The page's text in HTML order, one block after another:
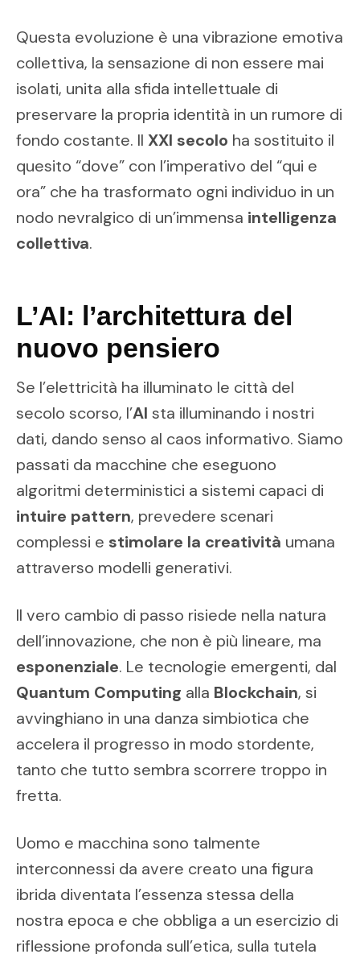
Questa evoluzione è una vibrazione emotiva
collettiva, la sensazione di non essere mai
isolati, unita alla sfida intellettuale di
preservare la propria identità in un rumore di
fondo costante. Il XXI secolo ha sostituito il
quesito “dove” con l’imperativo del “qui e
ora” che ha trasformato ogni individuo in un
nodo nevralgico di un’immensa intelligenza
collettiva.
L’AI: l’architettura del
nuovo pensiero
Se l’elettricità ha illuminato le città del
secolo scorso, l’AI sta illuminando i nostri
dati, dando senso al caos informativo. Siamo
passati da macchine che eseguono
algoritmi deterministici a sistemi capaci di
intuire pattern, prevedere scenari
complessi e stimolare la creatività umana
attraverso modelli generativi.
Il vero cambio di passo risiede nella natura
dell’innovazione, che non è più lineare, ma
esponenziale. Le tecnologie emergenti, dal
Quantum Computing alla Blockchain, si
avvinghiano in una danza simbiotica che
accelera il progresso in modo stordente,
tanto che tutto sembra scorrere troppo in
fretta.
Uomo e macchina sono talmente
interconnessi da avere creato una figura
ibrida diventata l’essenza stessa della
nostra epoca e che obbliga a un esercizio di
riflessione profonda sull’etica, sulla tutela